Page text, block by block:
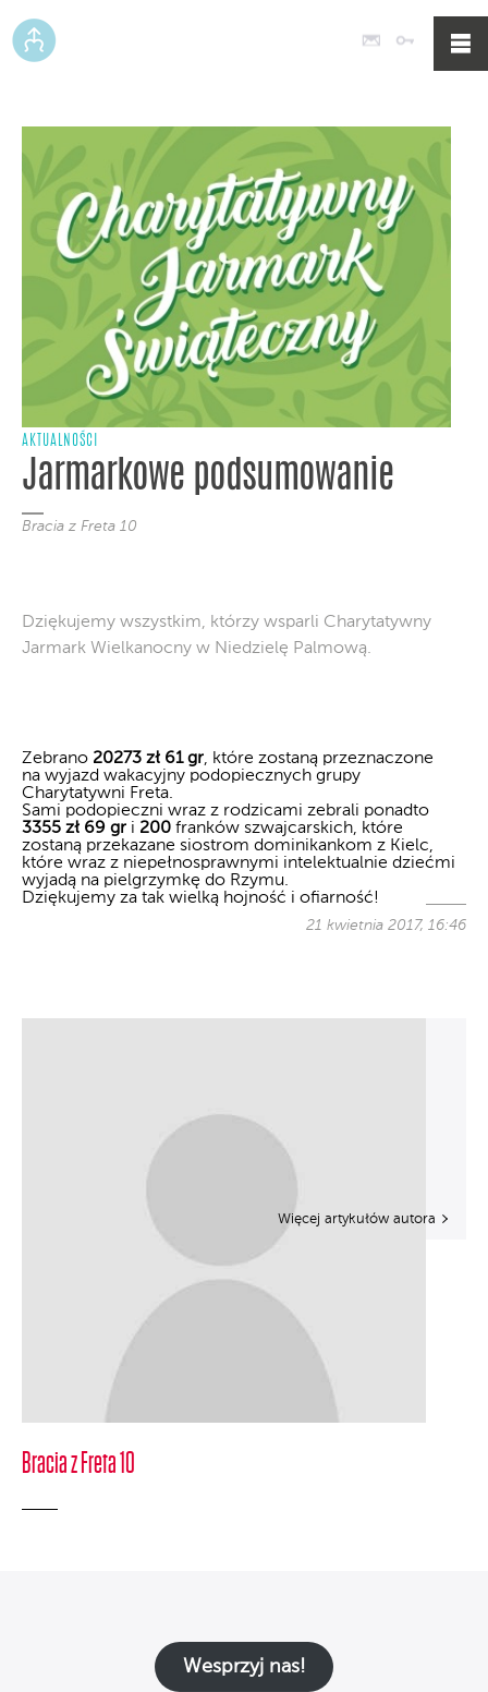
Poczta
AKTUALNOŚCI
Jarmarkowe podsumowanie
Bracia z Freta 10
Dziękujemy wszystkim, którzy wsparli Charytatywny
Jarmark Wielkanocny w Niedzielę Palmową.
Zebrano 20273 zł 61 gr, które zostaną przeznaczone
na wyjazd wakacyjny podopiecznych grupy
Charytatywni Freta.
Sami podopieczni wraz z rodzicami zebrali ponadto
3355 zł 69 gr i 200 franków szwajcarskich, które
zostaną przekazane siostrom dominikankom z Kielc,
które wraz z niepełnosprawnymi intelektualnie dziećmi
wyjadą na pielgrzymkę do Rzymu.
Dziękujemy za tak wielką hojność i ofiarność!
21 kwietnia 2017, 16:46
Bracia z Freta 10
Więcej artykułów autora
Wesprzyj nas!